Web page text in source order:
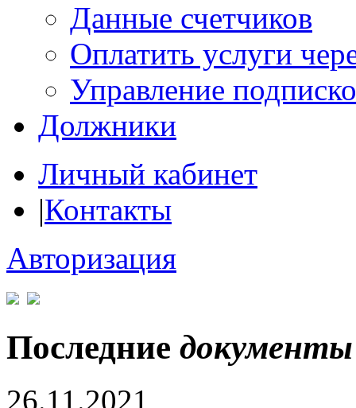
Данные счетчиков
Оплатить услуги
Управление
Должники
Личный кабинет
|Контакты
Авторизация
Последние документы
26.11.2021